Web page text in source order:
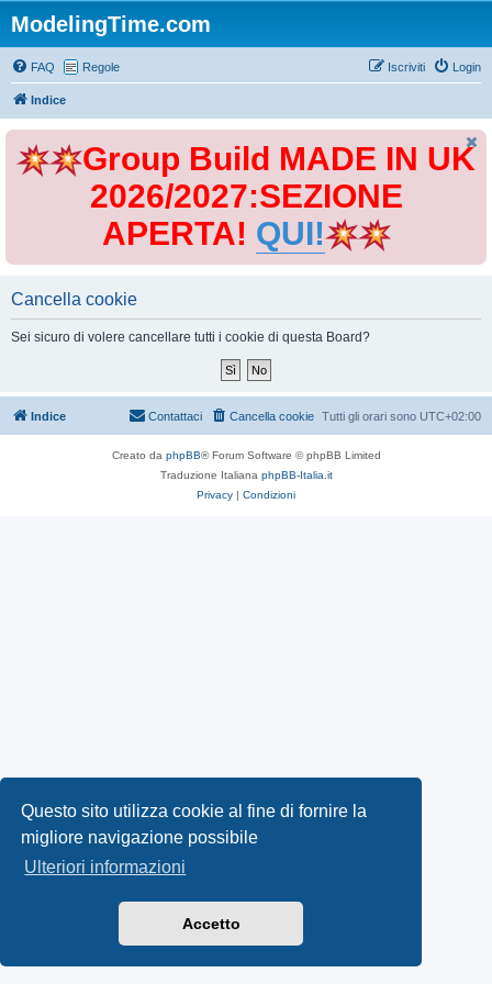
Questo sito utilizza cookie al fine di fornire la
migliore navigazione possibile
Ulteriori informazioni
Accetto
ModelingTime.com
FAQ Regole Login
Iscriviti
Indice
Group Build MADE IN UK
2026/2027:SEZIONE
APERTA! QUI!
Cancella cookie
Sei sicuro di volere cancellare tutti i cookie di questa Board?
Indice Tutti gli orari sono UTC+02:00
Cancella cookie
Contattaci
Creato da phpBB® Forum Software © phpBB Limited
Traduzione Italiana phpBB-Italia.it
Privacy | Condizioni